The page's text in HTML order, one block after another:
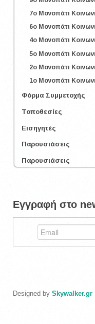
7ο Μονοπάτι
6ο Μονοπάτι
4ο Μονοπάτι
5ο Μονοπάτι
2ο Μονοπάτι
1ο Μονοπάτι
Φόρμα Συμμετοχής
Τοποθεσίες
Εισηγητές
Παρουσιάσεις
Παρουσιάσεις
Εγγραφή στο
Designed by Skywalker.gr